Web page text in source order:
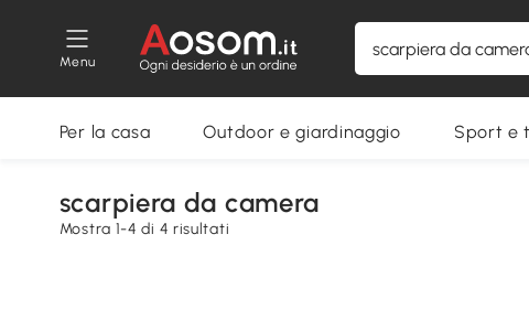
Menu
Per la casa Outdoor e giardinaggio Sport e
scarpiera da camera
Mostra 1-4 di 4 risultati